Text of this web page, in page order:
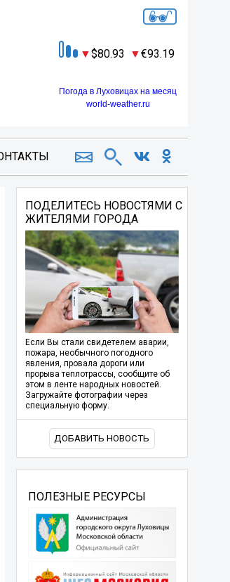
80.93 93.19
Погода в Луховицах на месяц
world-weather.ru
ПОДЕЛИТЕСЬ НОВОСТЯМИ С
ЖИТЕЛЯМИ ГОРОДА
Если Вы стали свидетелем аварии,
пожара, необычного погодного
явления, провала дороги или
прорыва теплотрассы, сообщите об
этом в ленте народных новостей.
Загружайте фотографии через
специальную форму.
ДОБАВИТЬ НОВОСТЬ
ПОЛЕЗНЫЕ РЕСУРСЫ